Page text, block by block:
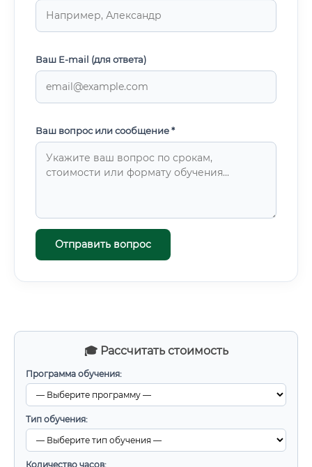
🎓 Рассчитать стоимость
Программа обучения:
Тип обучения:
Количество часов:
Ваш E-mail (для ответа)
Ваш вопрос или сообщение *
Отправить вопрос